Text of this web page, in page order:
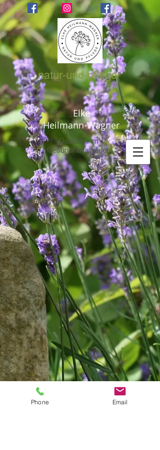
natur-und-pflege
Elke
Heilmann-Wagner
Dozentin im
Gesundheitswesen
Phone Email